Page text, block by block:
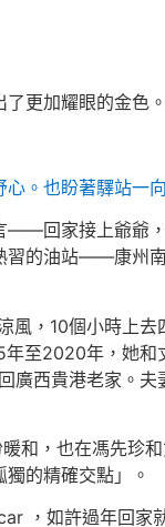
更加耀眼的金色。
。也盼著驛站一
回家接上爺爺
的油站——康州
風，10個小時上去
至2020年，她
廣西貴港老家。
和，也在馮先珍
獨的精確交點」。
，如許過年回家